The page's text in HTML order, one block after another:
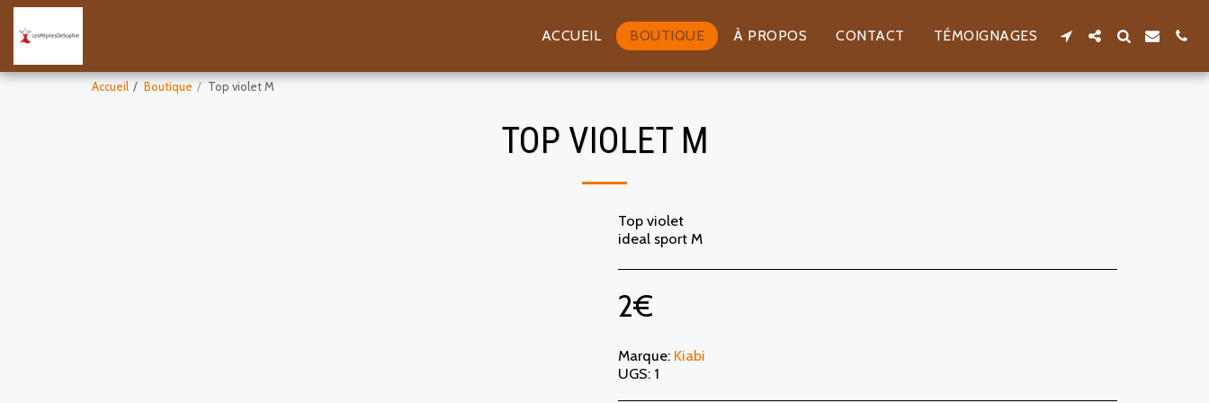
ACCUEIL BOUTIQUE À PROPOS CONTACT TÉMOIGNAGES
Accueil Boutique Top violet M
TOP VIOLET M
Top violet
ideal sport M
2€
Marque: Kiabi
UGS: 1